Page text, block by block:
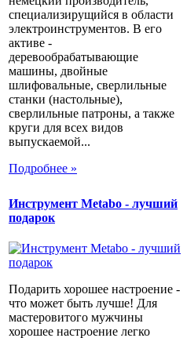
специализирущийся в области
электроинструментов. В его
активе -
деревообрабатывающие
машины, двойные
шлифовальные, сверлильные
станки (настольные),
сверлильные патроны, а также
круги для всех видов
выпускаемой...
Подробнее »
Инструмент Metabo - лучший
подарок
Подарить хорошее настроение -
что может быть лучше! Для
мастеровитого мужчины
хорошее настроение легко